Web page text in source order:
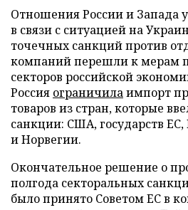
Отношения России и Запада
в связи с ситуацией на
точечных санкций против
компаний перешли к мерам
секторов российской
Россия ограничилаимпорт
товаров из стран, которые
санкции: США, государств
и Норвегии.
Окончательное решение о
полгода секторальных
было принято Советом ЕС в